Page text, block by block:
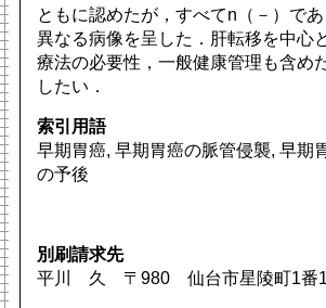
ともに認めたが，すべてn（－）で
異なる病像を呈した．肝転移を中心
療法の必要性，一般健康管理も含め
したい．
索引用語
早期胃癌, 早期胃癌の脈管侵襲, 早期
の予後
別刷請求先
平川 久 〒980 仙台市星陵町1番